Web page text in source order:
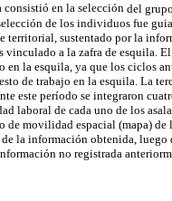
consistió en la selección del
de los individuos fue
territorial, sustentado por la
vinculado a la zafra de esquila.
la esquila, ya que los ciclos
de trabajo en la esquila. La
este período se integraron
laboral de cada uno de los
de movilidad espacial (mapa)
la información obtenida,
no registrada